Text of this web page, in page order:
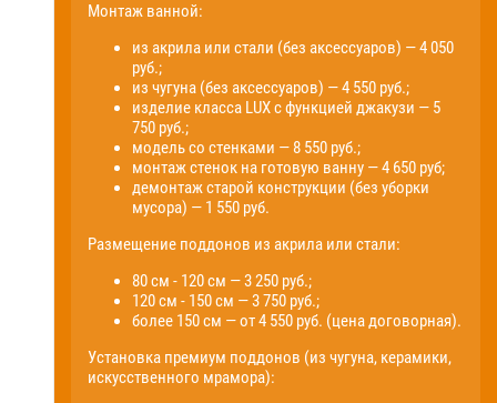
Монтаж ванной:
из акрила или стали (без аксессуаров) — 4 050
руб.;
из чугуна (без аксессуаров) — 4 550 руб.;
изделие класса LUX с функцией джакузи — 5
750 руб.;
модель со стенками — 8 550 руб.;
монтаж стенок на готовую ванну — 4 650 руб;
демонтаж старой конструкции (без уборки
мусора) — 1 550 руб.
Размещение поддонов из акрила или стали:
80 см - 120 см — 3 250 руб.;
120 см - 150 см — 3 750 руб.;
более 150 см — от 4 550 руб. (цена договорная).
Установка премиум поддонов (из чугуна, керамики,
искусственного мрамора):